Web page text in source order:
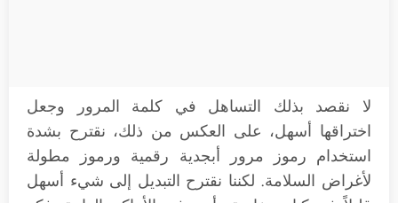
لا نقصد بذلك التساهل في كلمة المرور وجعل
اختراقها أسهل، على العكس من ذلك، نقترح بشدة
استخدام رموز مرور أبجدية رقمية ورموز مطولة
لأغراض السلامة. لكننا نقترح التبديل إلى شيء أسهل